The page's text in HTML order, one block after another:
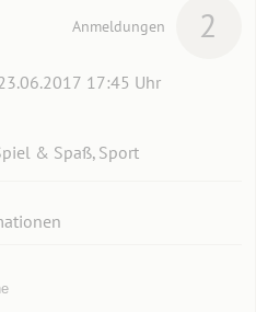
Anmeldungen 2
17:45 Uhr
& Spaß, Sport